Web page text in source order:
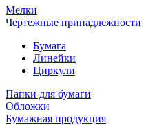
Мелки
Чертежные принадлежности
Бумага
Линейки
Циркули
Папки для бумаги
Обложки
Бумажная продукция